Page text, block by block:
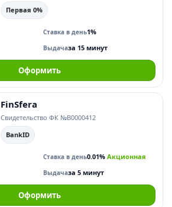
Первая 0%
Ставка в день1%
Выдачаза 15 минут
Оформить
FinSfera
Свидетельство ФК №В0000412
BankID
Ставка в день0.01% Акционная
Выдачаза 5 минут
Оформить